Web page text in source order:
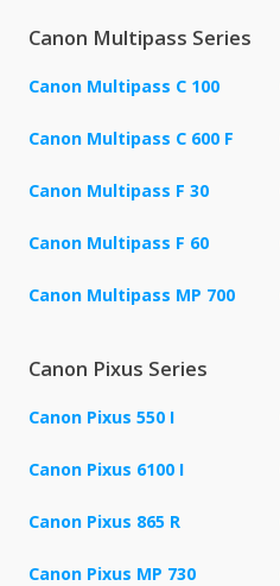
Canon Multipass Series
Canon Multipass C 100
Canon Multipass C 600 F
Canon Multipass F 30
Canon Multipass F 60
Canon Multipass MP 700
Canon Pixus Series
Canon Pixus 550 I
Canon Pixus 6100 I
Canon Pixus 865 R
Canon Pixus MP 730